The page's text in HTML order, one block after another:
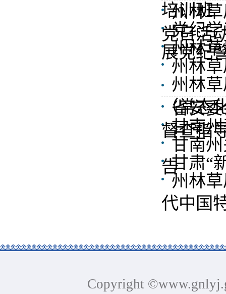
培训班
州林
党日活
党纪
展党纪
州林
州林
州林
（常态
省安
督查指
甘南
甘南
告甘肃“
州林
代中国
Copyright